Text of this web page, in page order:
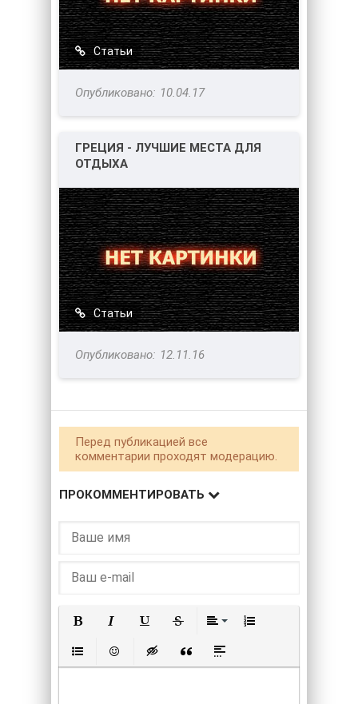
Статьи
10.04.17
ГРЕЦИЯ - ЛУЧШИЕ МЕСТА ДЛЯ
ОТДЫХА
Статьи
12.11.16
Перед публикацией все
комментарии проходят модерацию.
ПРОКОММЕНТИРОВАТЬ
Маркированный список
Вставить смайлик
Вставка скрытого текста
Вставка цитаты
Вставка спойлера